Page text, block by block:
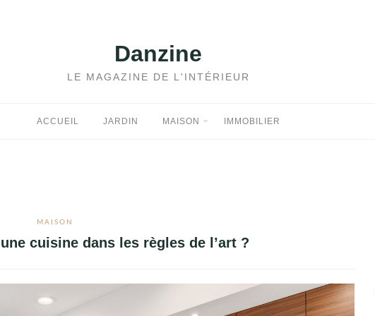
Danzine
LE MAGAZINE DE L'INTÉRIEUR
ACCUEIL JARDIN MAISON IMMOBILIER
MAISON
cuisine dans les règles de l’art ?